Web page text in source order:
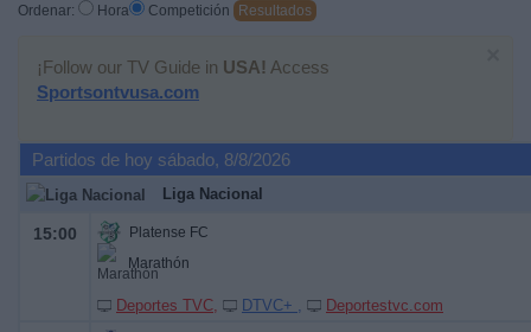
Ordenar: Hora Competición Resultados
¡Follow our TV Guide in USA! Access
Sportsontvusa.com
Partidos de hoy sábado, 8/8/2026
Liga Nacional
15:00
Platense FC
Marathón
Deportes TVC DTVC+ Deportestvc.com